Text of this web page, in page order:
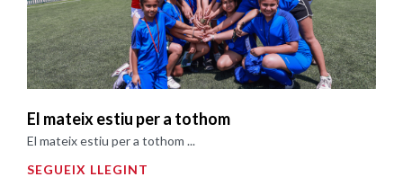
El mateix estiu per a tothom
El mateix estiu per a tothom ...
SEGUEIX LLEGINT